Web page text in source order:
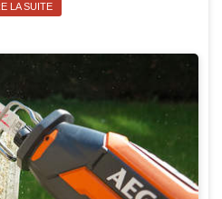
LA SUITE